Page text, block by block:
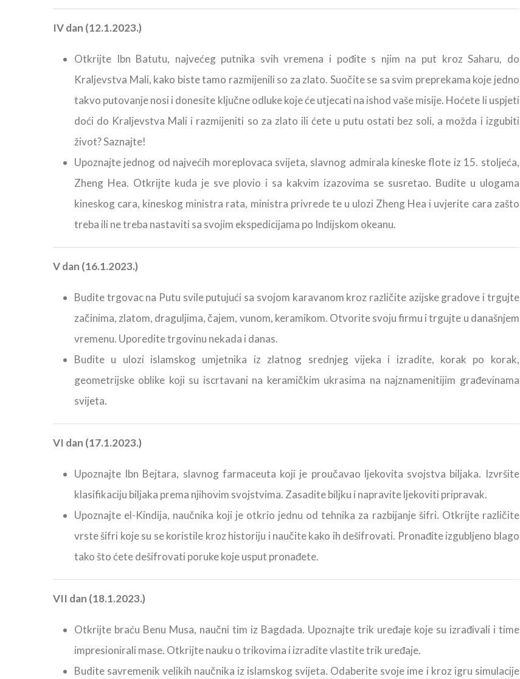
IV dan (12.1.2023.)
Otkrijte Ibn Batutu, najvećeg putnika svih vremena i pođite s njim na put kroz Saharu, do
Kraljevstva Mali, kako biste tamo razmijenili so za zlato. Suočite se sa svim preprekama koje jedno
takvo putovanje nosi i donesite ključne odluke koje će utjecati na ishod vaše misije. Hoćete li uspjeti
doći do Kraljevstva Mali i razmijeniti so za zlato ili ćete u putu ostati bez soli, a možda i izgubiti
život? Saznajte!
Upoznajte jednog od najvećih moreplovaca svijeta, slavnog admirala kineske flote iz 15. stoljeća,
Zheng Hea. Otkrijte kuda je sve plovio i sa kakvim izazovima se susretao. Budite u ulogama
kineskog cara, kineskog ministra rata, ministra privrede te u ulozi Zheng Hea i uvjerite cara zašto
treba ili ne treba nastaviti sa svojim ekspedicijama po Indijskom okeanu.
V dan (16.1.2023.)
Budite trgovac na Putu svile putujući sa svojom karavanom kroz različite azijske gradove i trgujte
začinima, zlatom, draguljima, čajem, vunom, keramikom. Otvorite svoju firmu i trgujte u današnjem
vremenu. Uporedite trgovinu nekada i danas.
Budite u ulozi islamskog umjetnika iz zlatnog srednjeg vijeka i izradite, korak po korak,
geometrijske oblike koji su iscrtavani na keramičkim ukrasima na najznamenitijim građevinama
svijeta.
VI dan (17.1.2023.)
Upoznajte Ibn Bejtara, slavnog farmaceuta koji je proučavao ljekovita svojstva biljaka. Izvršite
klasifikaciju biljaka prema njihovim svojstvima. Zasadite biljku i napravite ljekoviti pripravak.
Upoznajte el-Kindija, naučnika koji je otkrio jednu od tehnika za razbijanje šifri. Otkrijte različite
vrste šifri koje su se koristile kroz historiju i naučite kako ih dešifrovati. Pronađite izgubljeno blago
tako što ćete dešifrovati poruke koje usput pronađete.
VII dan (18.1.2023.)
Otkrijte braću Benu Musa, naučni tim iz Bagdada. Upoznajte trik uređaje koje su izrađivali i time
impresionirali mase. Otkrijte nauku o trikovima i izradite vlastite trik uređaje.
Budite savremenik velikih naučnika iz islamskog svijeta. Odaberite svoje ime i kroz igru simulacije